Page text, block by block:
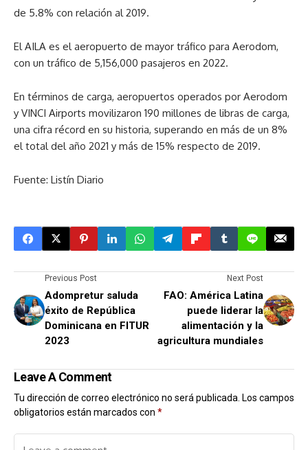
de 5.8% con relación al 2019.
El AILA es el aeropuerto de mayor tráfico para Aerodom,
con un tráfico de 5,156,000 pasajeros en 2022.
En términos de carga, aeropuertos operados por Aerodom
y VINCI Airports movilizaron 190 millones de libras de carga,
una cifra récord en su historia, superando en más de un 8%
el total del año 2021 y más de 15% respecto de 2019.
Fuente: Listín Diario
Previous Post
Adompretur saluda
éxito de República
Dominicana en FITUR
2023
Next Post
FAO: América Latina
puede liderar la
alimentación y la
agricultura mundiales
Leave A Comment
Tu dirección de correo electrónico no será publicada. Los campos
obligatorios están marcados con *